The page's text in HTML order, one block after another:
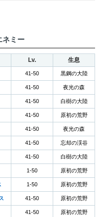
ネミー
Lv. 生息
41-50 黒鋼の大陸
41-50 夜光の森
41-50 白樹の大陸
41-50 原初の荒野
41-50 夜光の森
41-50 忘却の渓谷
41-50 白樹の大陸
1-50 原初の荒野
1-50 原初の荒野
41-50 原初の荒野
41-50 原初の荒野